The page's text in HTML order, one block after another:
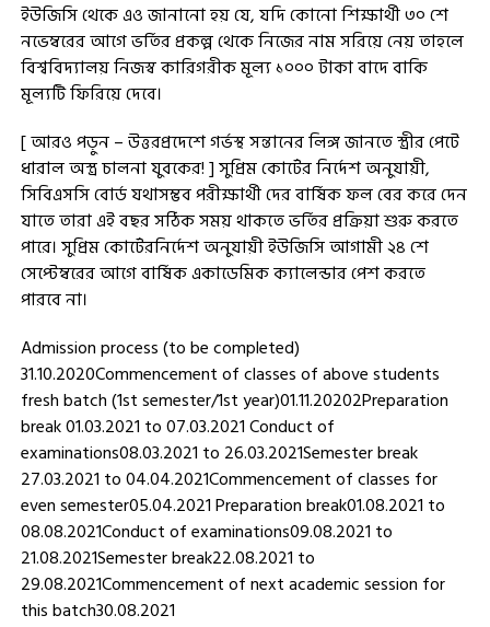
ইউজিসি থেকে এও জানানো হয় যে, যদি কোনো শিক্ষার্থী ৩০ শে
নভেম্বরের আগে ভর্তির প্রকল্প থেকে নিজের নাম সরিয়ে নেয় তাহলে
বিশ্ববিদ্যালয় নিজস্ব কারিগরীক মূল্য ১০০০ টাকা বাদে বাকি
মূল্যটি ফিরিয়ে দেবে।
[ আরও পড়ুন – উত্তরপ্রদেশে গর্ভস্থ সন্তানের লিঙ্গ জানতে স্ত্রীর পেটে
ধারাল অস্ত্র চালনা যুবকের! ] সুপ্রিম কোর্টের নির্দেশ অনুযায়ী,
সিবিএসসি বোর্ড যথাসম্ভব পরীক্ষার্থী দের বার্ষিক ফল বের করে দেন
যাতে তারা এই বছর সঠিক সময় থাকতে ভর্তির প্রক্রিয়া শুরু করতে
পারে। সুপ্রিম কোর্টেরনির্দেশ অনুযায়ী ইউজিসি আগামী ২৪ শে
সেপ্টেম্বরের আগে বার্ষিক একাডেমিক ক্যালেন্ডার পেশ করতে
পারবে না।
Admission process (to be completed)
31.10.2020Commencement of classes of above students
fresh batch (1st semester/1st year)01.11.20202Preparation
break 01.03.2021 to 07.03.2021 Conduct of
examinations08.03.2021 to 26.03.2021Semester break
27.03.2021 to 04.04.2021Commencement of classes for
even semester05.04.2021 Preparation break01.08.2021 to
08.08.2021Conduct of examinations09.08.2021 to
21.08.2021Semester break22.08.2021 to
29.08.2021Commencement of next academic session for
this batch30.08.2021